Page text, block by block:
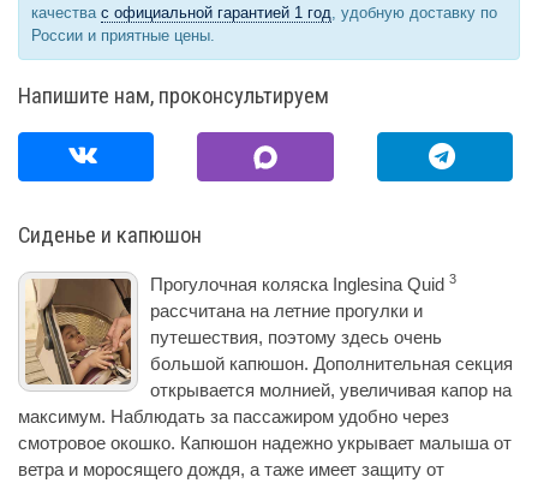
качества с официальной гарантией 1 год , удобную доставку по
России и приятные цены.
Напишите нам, проконсультируем
Сиденье и капюшон
Прогулочная коляска Inglesina Quid 3
рассчитана на летние прогулки и
путешествия, поэтому здесь очень
большой капюшон. Дополнительная секция
открываетcя молнией, увеличивая капор на
максимум. Наблюдать за пассажиром удобно через
смотровое окошко. Капюшон надежно укрывает малыша от
ветра и моросящего дождя, а таже имеет защиту от